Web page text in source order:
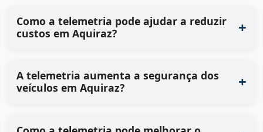
Como a telemetria pode ajudar a reduzir
custos em Aquiraz?
A telemetria aumenta a segurança dos
veículos em Aquiraz?